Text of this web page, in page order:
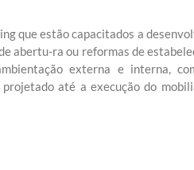
que estão capacitados a
abertu-ra ou reformas de
externa e interna,
até a execução do